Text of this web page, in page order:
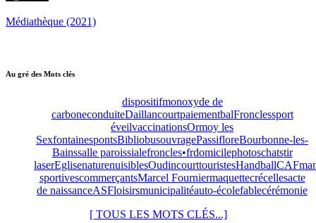
Médiathèque (2021)
Au gré des Mots clés
dispositifmonoxyde de
carboneconduiteDaillancourtpaiementbalFronclessport
éveilvaccinationsOrmoy les
SexfontainespontsBibliobusouvragePassifloreBourbonne-les-
Bainssalle paroissialefroncles•frdomicilephotoschatstir
laserEglisenaturenuisiblesOudincourttouristesHandballCAF
sportivescommerçantsMarcel Fourniermaquettecrécellesacte
de naissanceASFloisirsmunicipalitéauto-écolefablecérémonie
[ TOUS LES MOTS CLÉS...]